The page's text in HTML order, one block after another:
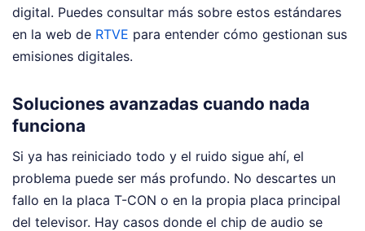
digital. Puedes consultar más sobre estos estándares
en la web de RTVE para entender cómo gestionan sus
emisiones digitales.
Soluciones avanzadas cuando nada
funciona
Si ya has reiniciado todo y el ruido sigue ahí, el
problema puede ser más profundo. No descartes un
fallo en la placa T-CON o en la propia placa principal
del televisor. Hay casos donde el chip de audio se